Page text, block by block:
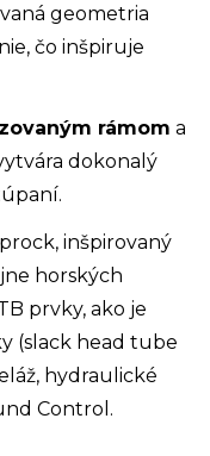
geometria
čo inšpiruje
rámom a
dokonalý
inšpirovaný
horských
prvky, ako je
(slack head tube
hydraulické
Control.